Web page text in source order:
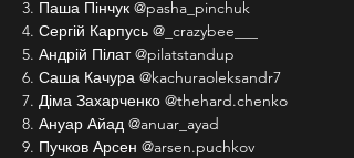
3. Паша Пінчук @pasha_pinchuk
4. Сергій Карпусь @_crazybee___
5. Андрій Пілат @pilatstandup
6. Саша Качура @kachuraoleksandr7
7. Діма Захарченко @thehard.chenko
8. Ануар Айад @anuar_ayad
9. Пучков Арсен @arsen.puchkov